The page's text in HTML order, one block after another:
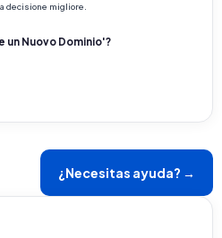
decisione migliore.
un Nuovo Dominio'?
¿Necesitas ayuda? →